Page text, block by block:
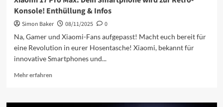
Konsole! Enthüllung & Infos
Simon Baker 08/11/2025
0
Na, Gamer und Xiaomi-Fans aufgepasst! Macht euch bereit für
eine Revolution in eurer Hosentasche! Xiaomi, bekannt für
innovative Smartphones und...
Mehr erfahrenMehr
Xiaomi